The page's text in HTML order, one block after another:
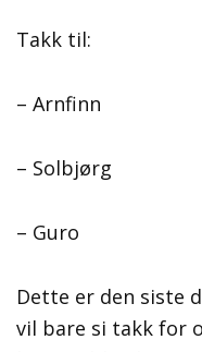
Takk til:
– Arnfinn
– Solbjørg
– Guro
Dette er den siste
vil bare si takk for